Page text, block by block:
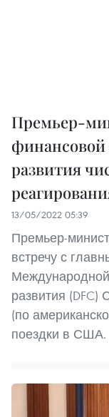
Премьер-
развития
13/05/2022 05:39
Премьер-
встречу с
развития
(по
поездки в США.